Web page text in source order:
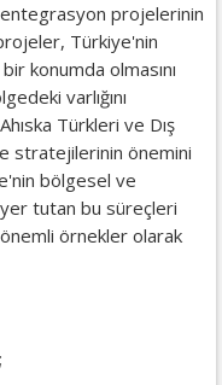
projelerinin
Türkiye'nin
konumda olmasını
varlığını
Türkleri ve Dış
stratejilerinin önemini
bölgesel ve
tutan bu süreçleri
örnekler olarak